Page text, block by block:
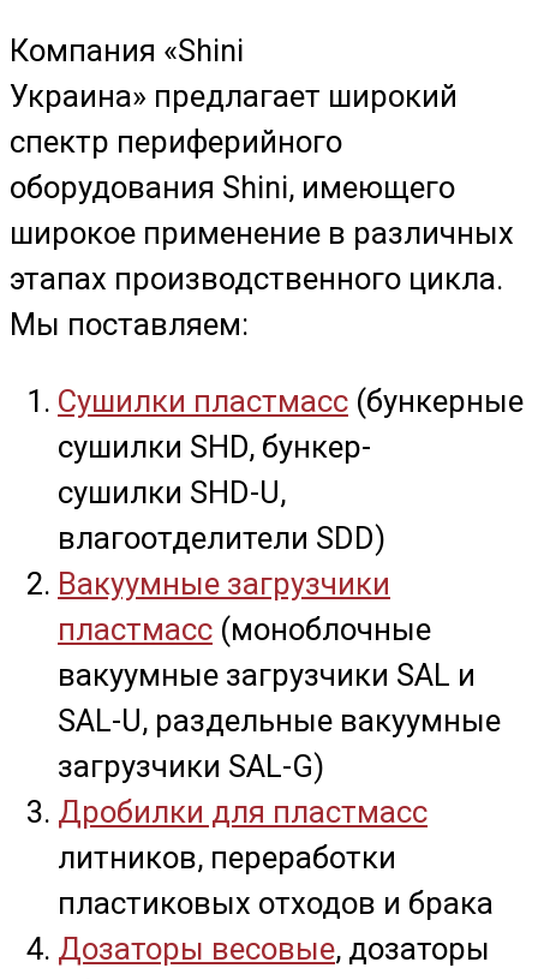
Компания «Shini
Украина» предлагает широкий
спектр периферийного
оборудования Shini, имеющего
широкое применение в различных
этапах производственного цикла.
Мы поставляем:
Сушилки пластмасс (бункерные
сушилки SHD, бункер-
сушилки SHD-U,
влагоотделители SDD)
Вакуумные загрузчики
пластмасс (моноблочные
вакуумные загрузчики SAL и
SAL-U, раздельные вакуумные
загрузчики SAL-G)
Дробилки для пластмасс
литников, переработки
пластиковых отходов и брака
Дозаторы весовые, дозаторы